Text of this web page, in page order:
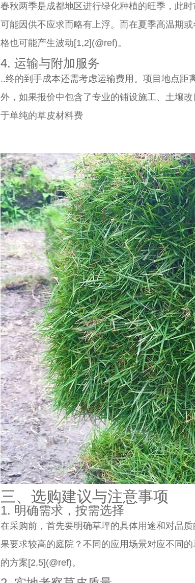
春秋两季是成都地区进行绿化种植的旺季，此
可能因供不应求而略有上浮。而在夏季高温期
格也可能产生波动[1,2](@ref)。
4. 运输与附加服务
..终的到手成本还需考虑运输费用。项目地点
外，如果报价中包含了专业的铺设施工、土壤
于单纯的草皮材料费
三、选购建议与注意事项
1. 明确需求，按需选择
在采购前，首先要明确草坪的具体用途和对品
果要求较高的庭院？不同的应用场景对应不同
的方案[2,5](@ref)。